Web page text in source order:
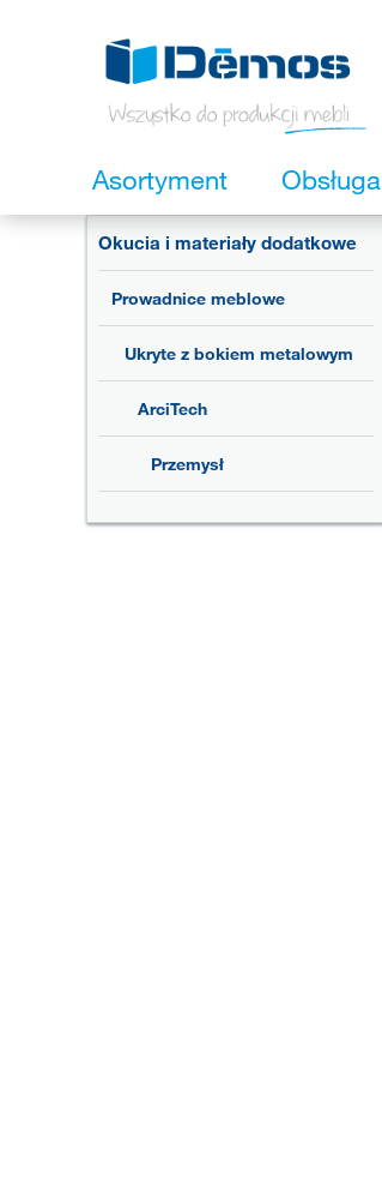
Asortyment
Okucia i materiały dodatkowe
Prowadnice meblowe
Ukryte z bokiem metalowym
ArciTech
Przemysł